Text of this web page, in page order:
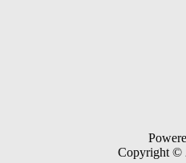
Copyright ©